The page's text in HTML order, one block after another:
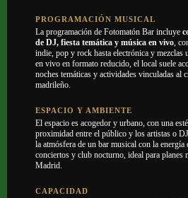
PROGRAMACIÓN MUSICAL
La programación de Fotomatón Bar incluye
de DJ, fiesta temática y música en vivo,
indie, pop y rock hasta electrónica y mezclas
en vivo en formato reducido, el local suele
noches temáticas y actividades vinculadas al
madrileño.
ESPACIO Y AMBIENTE
El espacio es acogedor y urbano, con una
proximidad entre el público y los artistas o
la atmósfera de un bar musical con la energía
conciertos y club nocturno, ideal para planes
Madrid.
CAPACIDAD